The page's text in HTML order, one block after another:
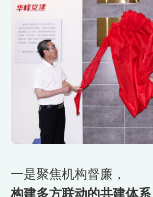
一是聚焦机构督廉，
构建多方联动的共建体系